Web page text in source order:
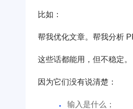
比如：
帮我优化文章。帮我分析
这些话都能用，但不稳定。
因为它们没有说清楚：
输入是什么；